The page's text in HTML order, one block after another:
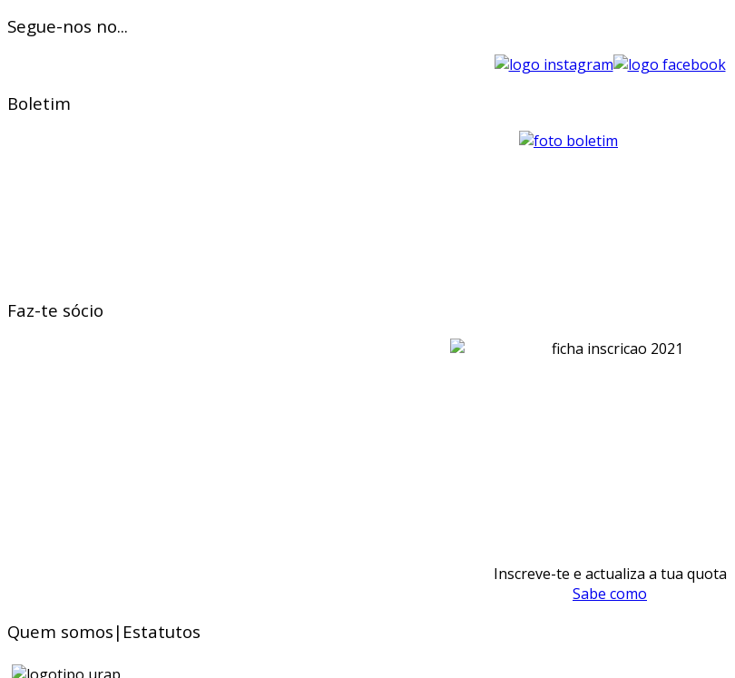
Segue-nos no...
Boletim
Faz-te sócio
Inscreve-te e actualiza a tua quota
Sabe como
Quem somos|Estatutos